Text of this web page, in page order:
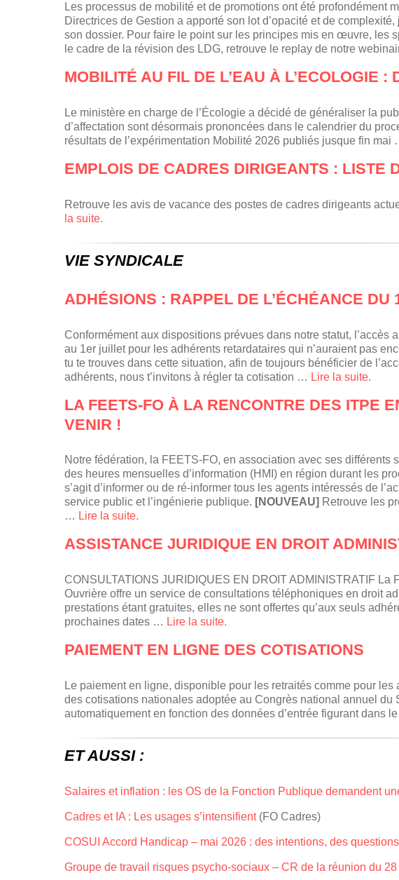
Les processus de mobilité et de promotions ont été profondément
Directrices de Gestion a apporté son lot d’opacité et de
son dossier. Pour faire le point sur les principes mis en œuvre, les
le cadre de la révision des LDG, retrouve le replay de notre
MOBILITÉ AU FIL DE L’EAU À L’ECOLOGIE :
Le ministère en charge de l’Écologie a décidé de généraliser la
d’affectation sont désormais prononcées dans le calendrier du
résultats de l’expérimentation Mobilité 2026 publiés jusque fin mai
EMPLOIS DE CADRES DIRIGEANTS : LISTE
Retrouve les avis de vacance des postes de cadres dirigeants
la suite.
VIE SYNDICALE
ADHÉSIONS : RAPPEL DE L’ÉCHÉANCE DU
Conformément aux dispositions prévues dans notre statut, l’accès
au 1er juillet pour les adhérents retardataires qui n’auraient pas
tu te trouves dans cette situation, afin de toujours bénéficier de
adhérents, nous t’invitons à régler ta cotisation … Lire la suite.
LA FEETS-FO À LA RENCONTRE DES ITPE
VENIR !
Notre fédération, la FEETS-FO, en association avec ses
des heures mensuelles d’information (HMI) en région durant les
s’agit d’informer ou de ré-informer tous les agents intéressés de
service public et l’ingénierie publique. [NOUVEAU] Retrouve les
… Lire la suite.
ASSISTANCE JURIDIQUE EN DROIT
CONSULTATIONS JURIDIQUES EN DROIT ADMINISTRATIF La
Ouvrière offre un service de consultations téléphoniques en droit
prestations étant gratuites, elles ne sont offertes qu’aux seuls
prochaines dates … Lire la suite.
PAIEMENT EN LIGNE DES COTISATIONS
Le paiement en ligne, disponible pour les retraités comme pour
des cotisations nationales adoptée au Congrès national annuel du
automatiquement en fonction des données d’entrée figurant dans
ET AUSSI :
Salaires et inflation : les OS de la Fonction Publique demandent
Cadres et IA : Les usages s’intensifient(FO Cadres)
COSUI Accord Handicap – mai 2026 : des intentions, des
Groupe de travail risques psycho-sociaux – CR de la réunion du